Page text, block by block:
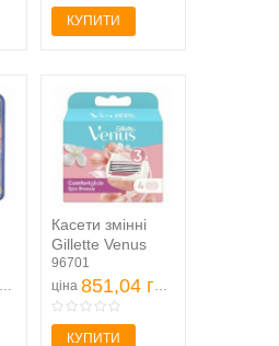
КУПИТИ
Касети змінні
Gillette Venus
Spa Breeze 4шт
96701
ціна 851,04 грн
КУПИТИ